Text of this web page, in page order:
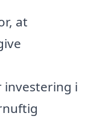
at
i